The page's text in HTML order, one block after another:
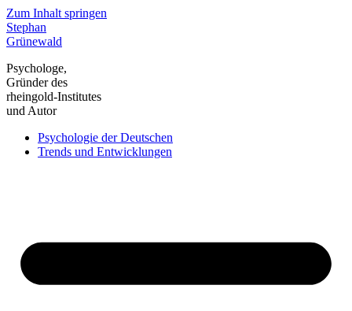
Zum Inhalt springen
Stephan
Grünewald
Psychologe,
Gründer des
rheingold-Institutes
und Autor
Psychologie der Deutschen
Trends und Entwicklungen